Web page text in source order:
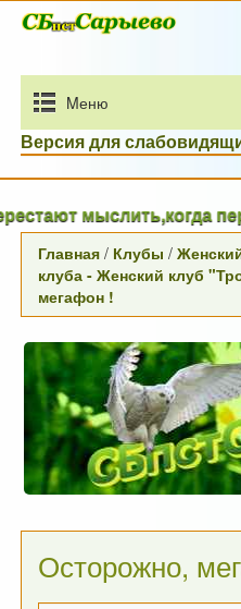
Mеню
Версия для
мыслить,когда
Главная / Клубы /
клуба - Женский клуб
мегафон !
Осторожно,